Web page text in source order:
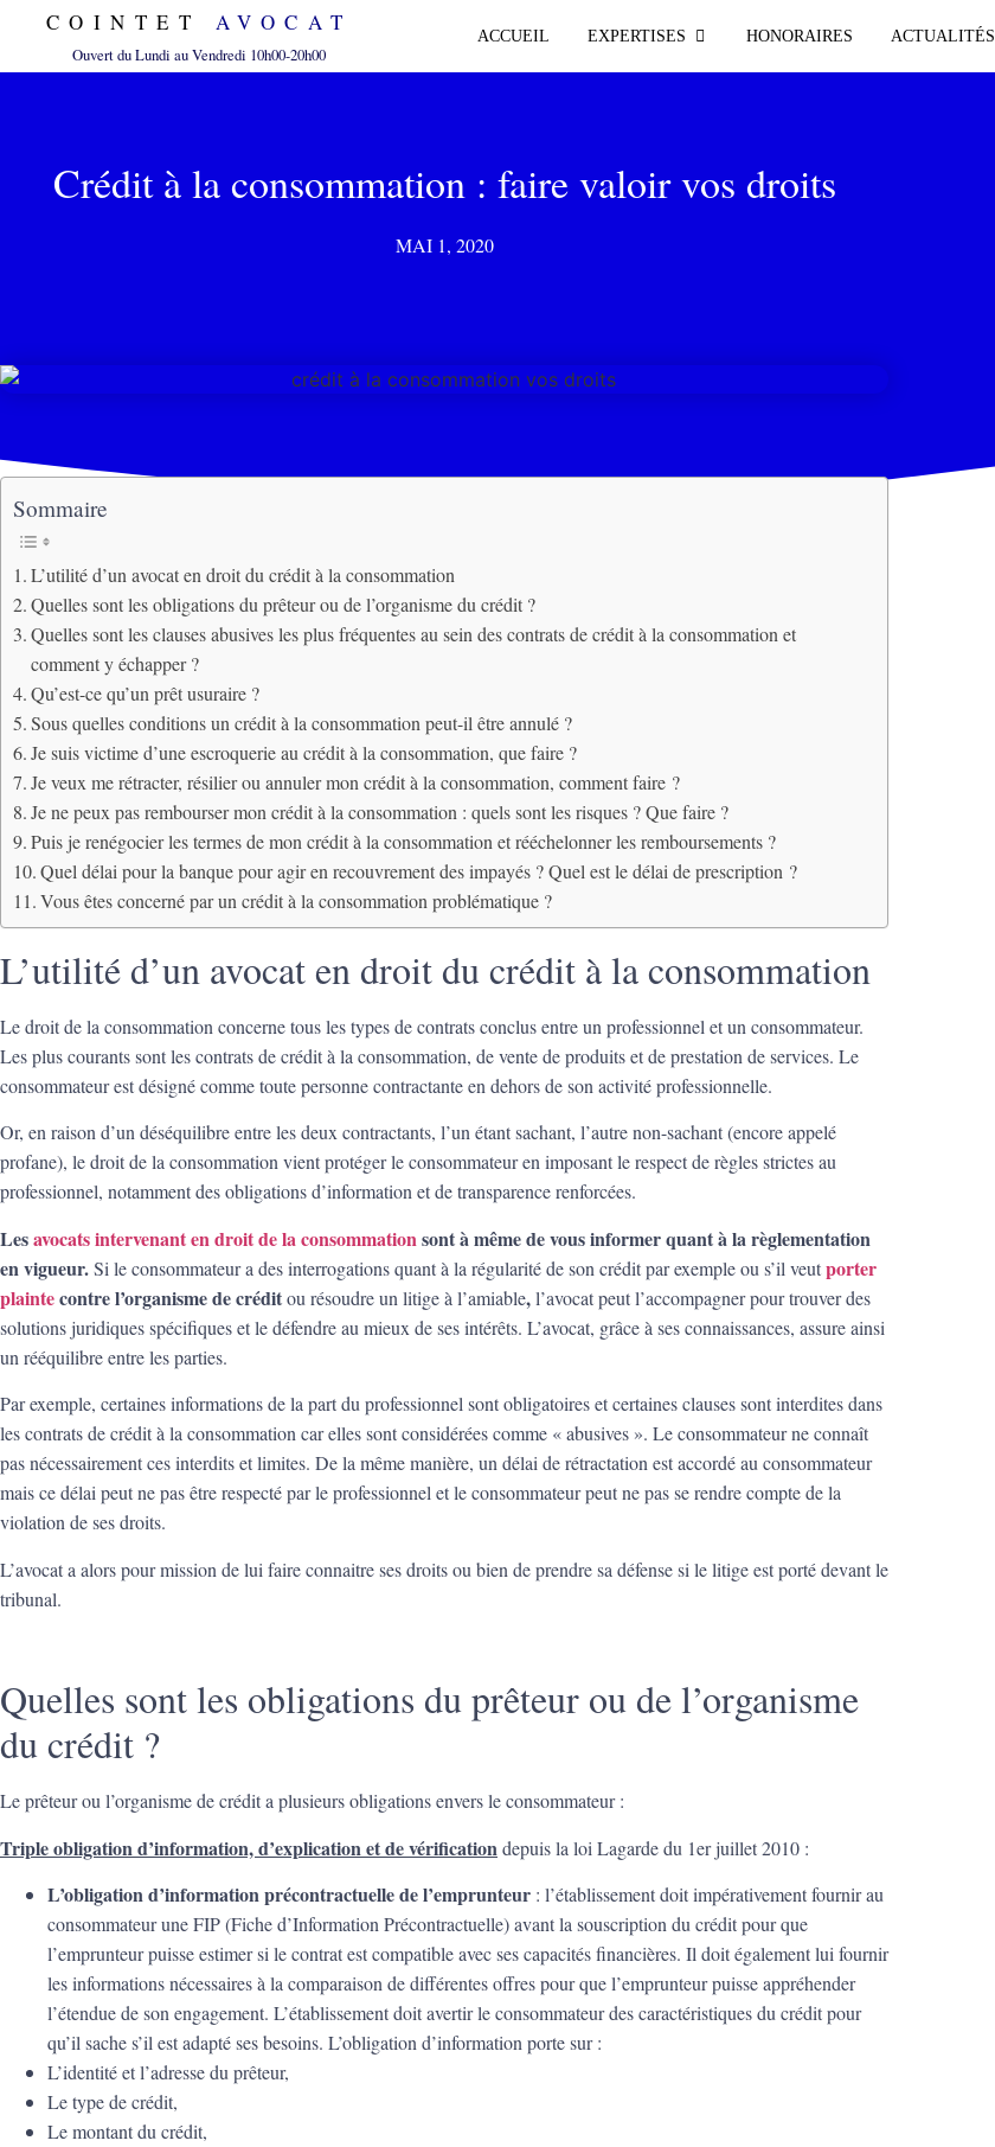
COINTET AVOCAT
Ouvert du Lundi au Vendredi 10h00-20h00
ACCUEIL EXPERTISES HONORAIRES ACTUALITÉS
Crédit à la consommation : faire valoir vos droits
MAI 1, 2020
Sommaire
L’utilité d’un avocat en droit du crédit à la consommation
Quelles sont les obligations du prêteur ou de l’organisme du crédit ?
Quelles sont les clauses abusives les plus fréquentes au sein des contrats de crédit à la consommation et
comment y échapper ?
Qu’est-ce qu’un prêt usuraire ?
Sous quelles conditions un crédit à la consommation peut-il être annulé ?
Je suis victime d’une escroquerie au crédit à la consommation, que faire ?
Je veux me rétracter, résilier ou annuler mon crédit à la consommation, comment faire ?
Je ne peux pas rembourser mon crédit à la consommation : quels sont les risques ? Que faire ?
Puis je renégocier les termes de mon crédit à la consommation et rééchelonner les remboursements ?
Quel délai pour la banque pour agir en recouvrement des impayés ? Quel est le délai de prescription ?
Vous êtes concerné par un crédit à la consommation problématique ?
L’utilité d’un avocat en droit du crédit à la consommation
Le droit de la consommation concerne tous les types de contrats conclus entre un professionnel et un consommateur.
Les plus courants sont les contrats de crédit à la consommation, de vente de produits et de prestation de services. Le
consommateur est désigné comme toute personne contractante en dehors de son activité professionnelle.
Or, en raison d’un déséquilibre entre les deux contractants, l’un étant sachant, l’autre non-sachant (encore appelé
profane), le droit de la consommation vient protéger le consommateur en imposant le respect de règles strictes au
professionnel, notamment des obligations d’information et de transparence renforcées.
Lesavocats intervenant en droit de la consommationsont à même de vous informer quant à la règlementation
en vigueur.Si le consommateur a des interrogations quant à la régularité de son crédit par exemple ou s’il veutporter
plaintecontre l’organisme de créditou résoudre un litige à l’amiable,l’avocat peut l’accompagner pour trouver des
solutions juridiques spécifiques et le défendre au mieux de ses intérêts. L’avocat, grâce à ses connaissances, assure ainsi
un rééquilibre entre les parties.
Par exemple, certaines informations de la part du professionnel sont obligatoires et certaines clauses sont interdites dans
les contrats de crédit à la consommation car elles sont considérées comme « abusives ». Le consommateur ne connaît
pas nécessairement ces interdits et limites. De la même manière, un délai de rétractation est accordé au consommateur
mais ce délai peut ne pas être respecté par le professionnel et le consommateur peut ne pas se rendre compte de la
violation de ses droits.
L’avocat a alors pour mission de lui faire connaitre ses droits ou bien de prendre sa défense si le litige est porté devant le
tribunal.
Quelles sont les obligations du prêteur ou de l’organisme
du crédit ?
Le prêteur ou l’organisme de crédit a plusieurs obligations envers le consommateur :
Triple obligation d’information, d’explication et de vérificationdepuis la loi Lagarde du 1er juillet 2010 :
L’obligation d’information précontractuelle de l’emprunteur : l’établissement doit impérativement fournir au
consommateur une FIP (Fiche d’Information Précontractuelle) avant la souscription du crédit pour que
l’emprunteur puisse estimer si le contrat est compatible avec ses capacités financières. Il doit également lui fournir
les informations nécessaires à la comparaison de différentes offres pour que l’emprunteur puisse appréhender
l’étendue de son engagement. L’établissement doit avertir le consommateur des caractéristiques du crédit pour
qu’il sache s’il est adapté ses besoins. L’obligation d’information porte sur :
L’identité et l’adresse du prêteur,
Le type de crédit,
Le montant du crédit,